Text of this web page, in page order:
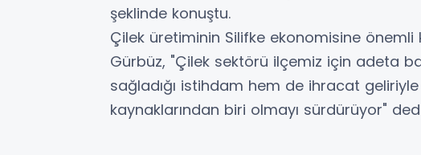
şeklinde konuştu.
Çilek üretiminin Silifke ekonomisine
Gürbüz, "Çilek sektörü ilçemiz için adeta
sağladığı istihdam hem de ihracat
kaynaklarından biri olmayı sürdürüyor"